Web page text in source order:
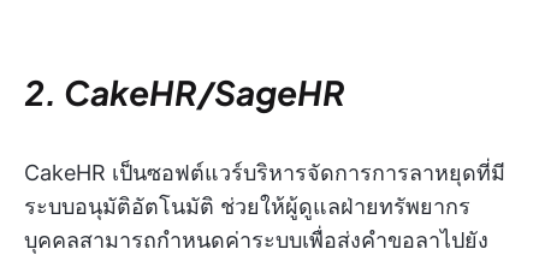
2. CakeHR/SageHR
CakeHR เป็นซอฟต์แวร์บริหารจัดการการลาหยุดที่มี
ระบบอนุมัติอัตโนมัติ ช่วยให้ผู้ดูแลฝ่ายทรัพยากร
บุคคลสามารถกำหนดค่าระบบเพื่อส่งคำขอลาไปยัง